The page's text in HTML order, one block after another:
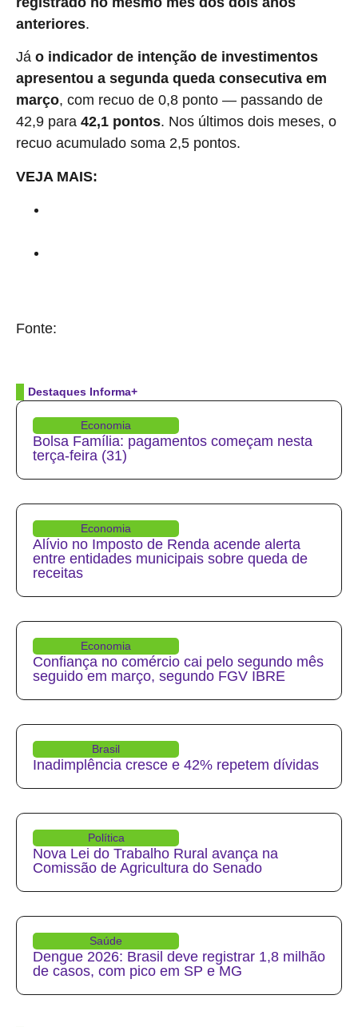
anteriores.
Já o indicador de intenção de investimentos
apresentou a segunda queda consecutiva em
março, com recuo de 0,8 ponto — passando de
42,9 para 42,1 pontos. Nos últimos dois meses, o
recuo acumulado soma 2,5 pontos.
VEJA MAIS:
Fonte:
Destaques Informa+
Economia
Bolsa Família: pagamentos começam nesta
terça-feira (31)
Economia
Alívio no Imposto de Renda acende alerta
entre entidades municipais sobre queda de
receitas
Economia
Confiança no comércio cai pelo segundo mês
seguido em março, segundo FGV IBRE
Brasil
Inadimplência cresce e 42% repetem dívidas
Política
Nova Lei do Trabalho Rural avança na
Comissão de Agricultura do Senado
Saúde
Dengue 2026: Brasil deve registrar 1,8 milhão
de casos, com pico em SP e MG